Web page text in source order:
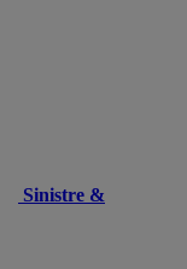
Sinistre &